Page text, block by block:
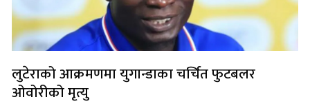
लुटेराको आक्रमणमा युगान्डाका चर्चित फुटबलर
ओवोरीको मृत्यु